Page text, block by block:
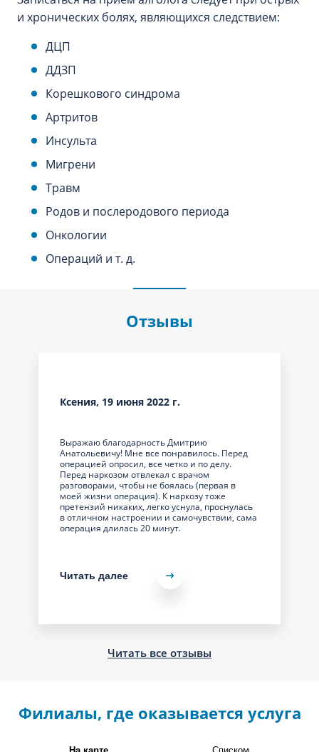
и хронических болях, являющихся следствием:
ДЦП
ДДЗП
Корешкового синдрома
Артритов
Инсульта
Мигрени
Травм
Родов и послеродового периода
Онкологии
Операций и т. д.
Отзывы
Ксения, 19 июня 2022 г.
Выражаю благодарность Дмитрию
Анатольевичу! Мне все понравилось. Перед
операцией опросил, все четко и по делу.
Перед наркозом отвлекал с врачом
разговорами, чтобы не боялась (первая в
моей жизни операция). К наркозу тоже
претензий никаких, легко уснула, проснулась
в отличном настроении и самочувствии, сама
операция длилась 20 минут.
Читать далее
Читать все отзывы
Филиалы, где оказывается услуга